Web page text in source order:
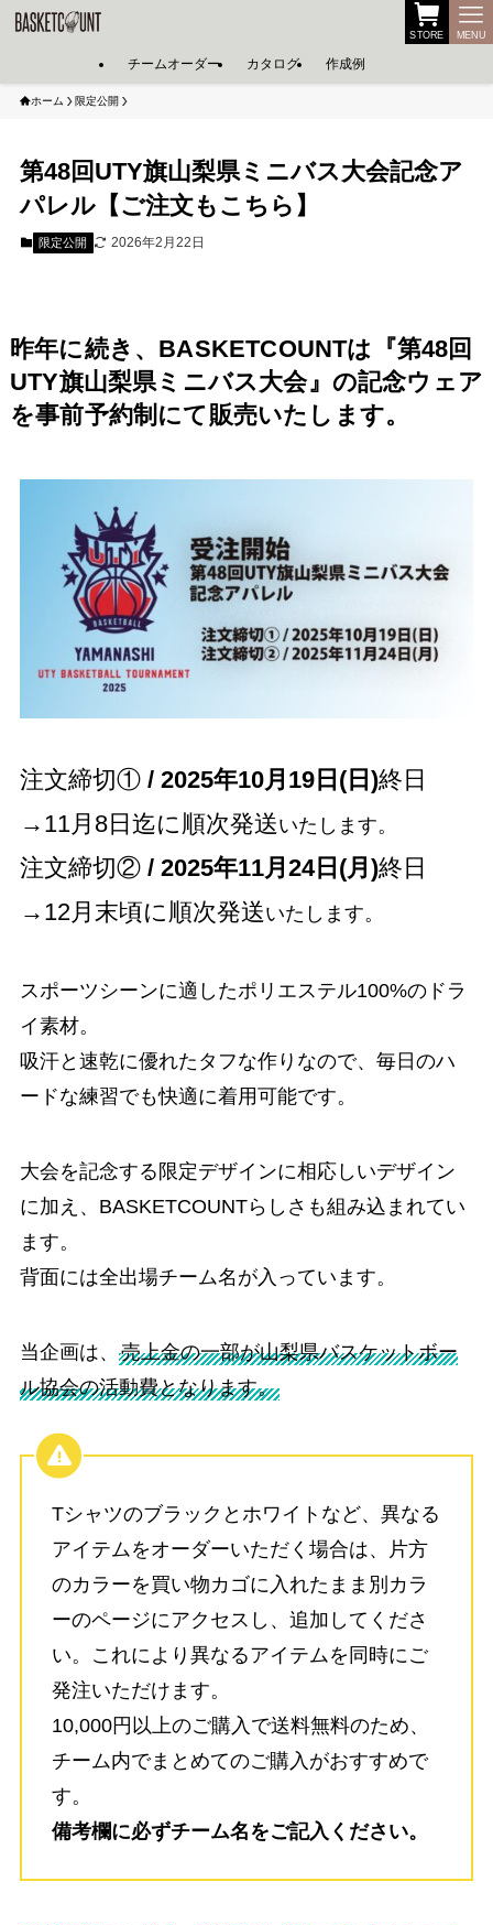
STORE MENU
チームオーダー カタログ 作成例
ホーム 限定公開
第48回UTY旗山梨県ミニバス大会記念ア
パレル【ご注文もこちら】
限定公開 2026年2月22日
昨年に続き、BASKETCOUNTは『第48回
UTY旗山梨県ミニバス大会』の記念ウェア
を事前予約制にて販売いたします。
注文締切①/ 2025年10月19日(日)終日
→11月8日迄に順次発送いたします。
注文締切②/ 2025年11月24日(月)終日
→12月末頃に順次発送いたします。
スポーツシーンに適したポリエステル100%のドラ
イ素材。
吸汗と速乾に優れたタフな作りなので、毎日のハ
ードな練習でも快適に着用可能です。
大会を記念する限定デザインに相応しいデザイン
に加え、BASKETCOUNTらしさも組み込まれてい
ます。
背面には全出場チーム名が入っています。
当企画は、 売上金の一部が山梨県バスケットボー
ル協会の活動費となります。
Tシャツのブラックとホワイトなど、異なる
アイテムをオーダーいただく場合は、片方
のカラーを買い物カゴに入れたまま別カラ
ーのページにアクセスし、追加してくださ
い。これにより異なるアイテムを同時にご
発注いただけます。
10,000円以上のご購入で送料無料のため、
チーム内でまとめてのご購入がおすすめで
す。
備考欄に必ずチーム名をご記入ください。